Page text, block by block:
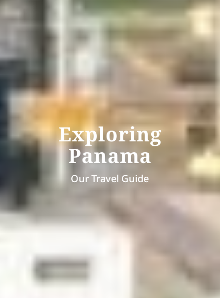
Exploring
Panama
Our Travel Guide